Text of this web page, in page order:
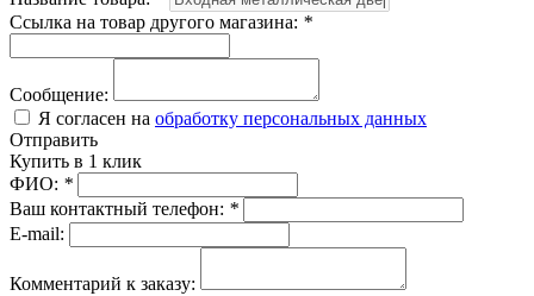
Ссылка на товар другого магазина: *
Сообщение:
Я согласен на обработку персональных данных
Отправить
Купить в 1 клик
ФИО: *
Ваш контактный телефон: *
E-mail:
Комментарий к заказу: